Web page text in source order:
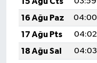
16 Ağu Paz
04:00
17 Ağu Pts
04:02
18 Ağu Sal
04:03